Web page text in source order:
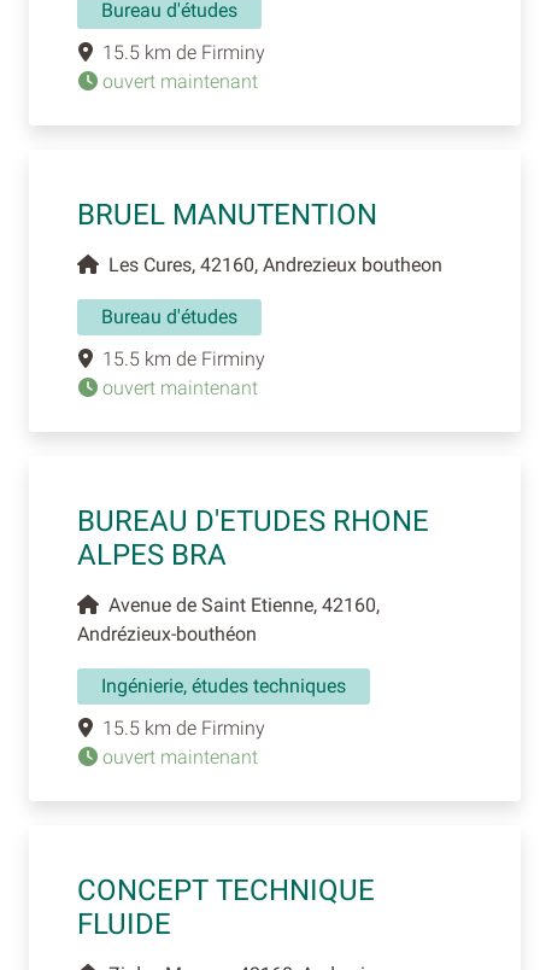
Bureau d'études
15.5 km de Firminy
ouvert maintenant
BRUEL MANUTENTION
Les Cures, 42160, Andrezieux boutheon
Bureau d'études
15.5 km de Firminy
ouvert maintenant
BUREAU D'ETUDES RHONE
ALPES BRA
Avenue de Saint Etienne, 42160,
Andrézieux-bouthéon
Ingénierie, études techniques
15.5 km de Firminy
ouvert maintenant
CONCEPT TECHNIQUE
FLUIDE